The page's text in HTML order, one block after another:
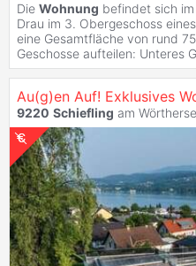
Die Wohnung befindet sich
Drau im 3. Obergeschoss
eine Gesamtfläche von rund
Geschosse aufteilen: Unteres
Au(g)en Auf! Exklusives
9220 Schiefling am